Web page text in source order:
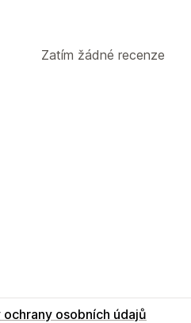
Zatím žádné recenze
ochrany osobních údajů